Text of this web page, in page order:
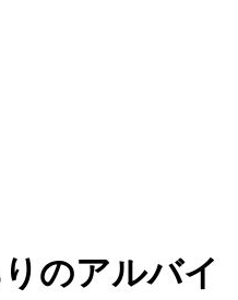
のアルバイ